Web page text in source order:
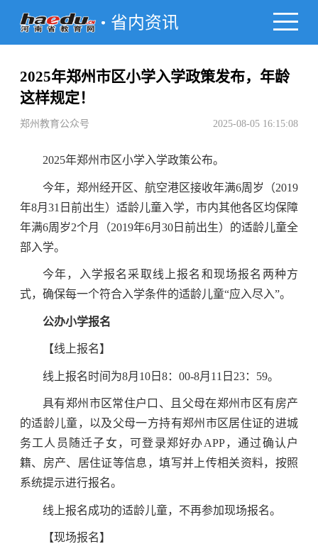
省内资讯
2025年郑州市区小学入学政策发布，年龄
这样规定！
郑州教育公众号 2025-08-05 16:15:08
2025年郑州市区小学入学政策公布。
今年，郑州经开区、航空港区接收年满6周岁（2019
年8月31日前出生）适龄儿童入学，市内其他各区均保障
年满6周岁2个月（2019年6月30日前出生）的适龄儿童全
部入学。
今年，入学报名采取线上报名和现场报名两种方
式，确保每一个符合入学条件的适龄儿童“应入尽入”。
公办小学报名
【线上报名】
线上报名时间为8月10日8：00-8月11日23：59。
具有郑州市区常住户口、且父母在郑州市区有房产
的适龄儿童，以及父母一方持有郑州市区居住证的进城
务工人员随迁子女，可登录郑好办APP，通过确认户
籍、房产、居住证等信息，填写并上传相关资料，按照
系统提示进行报名。
线上报名成功的适龄儿童，不再参加现场报名。
【现场报名】